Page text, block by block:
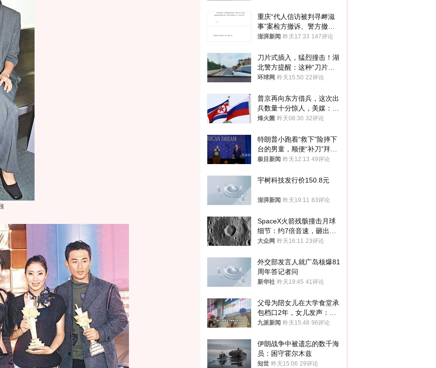
重庆“代人信访被判寻衅滋
事”案检方撤诉、警方撤
案，两被告人获国赔
澎湃新闻 昨天17:33 147评论
刀片式插入，猛烈撞击！湖
北警方提醒：这种“刀片超
车”，太危险了
环球网 昨天15:50 22评论
普京再向东方借兵，这次出
兵数量十分惊人，美媒：俄
朝要动真格？
烽火菌 昨天08:30 32评论
特朗普小跑着“救下”险摔下
台的男童，顺便“补刀”拜
登：“我可不想他像拜登一
极目新闻 昨天12:13 49评论
宇树科技发行价150.8元
澎湃新闻 昨天19:11 83评论
SpaceX火箭残骸撞击月球
细节：约7倍音速，砸出直
径约30米撞击坑
大众网 昨天16:11 23评论
外交部发言人就广岛核爆81
周年答记者问
新华社 昨天19:45 41评论
父母为陪女儿在大学食堂承
包档口2年，女儿发声：初
衷是为了陪伴，毕业后将不
九派新闻 昨天15:48 96评论
伊朗战争中被遗忘的数千海
员：困守霍尔木兹
知世 昨天15:06 29评论